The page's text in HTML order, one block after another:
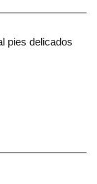
pies delicados